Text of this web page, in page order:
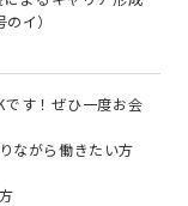
イ）
です！ぜひ一度お会
ながら働きたい方